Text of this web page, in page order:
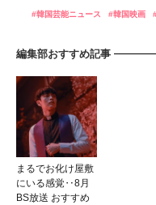
韓国芸能ニュース 韓国映画
編集部おすすめ記事
まるでお化け屋敷
にいる感覚‥8月
BS放送 おすすめ